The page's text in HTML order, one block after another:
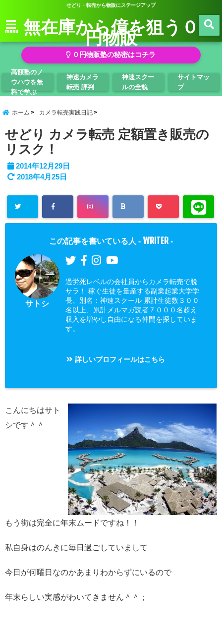
せどり・転売から物販にステージアップ
menu 無在庫から億を狙う０
円物販
０円物販塾の秘密はコチラ
高額塾のノ
ウハウを無
料で学ぶ
神速カメラ
転売 評判
神速スクー
ルの全貌
サイトマッ
プ
ホーム カメラ転売実践日記
せどり カメラ転売 定額置き販売の
リスク！
2014年12月29日
2018年4月25日
この記事を書いている人 - WRITER -
サトシ
過労死レベルの会社員からカメラ転売で脱
サラ！ 稼ぐ生徒を量産する副業起業大学学
長、別名：神速スクール 累計生徒数３００
名以上、累計メルマガ読者７０００名超え
収入を増やし自由になる仲間を探していま
す。
詳しいプロフィールはこちら
こんにちはサト
シです＾＾
もう街は完全に年末ムードですね！！
私自身はのんきに毎日過ごしていまして
今日が何曜日なのかあまりわからずにいるので
年末らしい実感がわいてきません＾＾；